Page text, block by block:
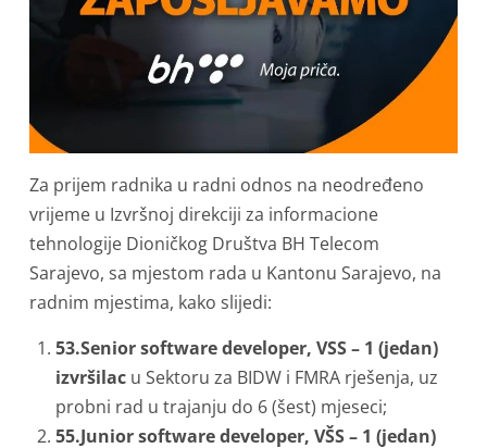
Za prijem radnika u radni odnos na neodređeno
vrijeme u Izvršnoj direkciji za informacione
tehnologije Dioničkog Društva BH Telecom
Sarajevo, sa mjestom rada u Kantonu Sarajevo, na
radnim mjestima, kako slijedi:
53.Senior software developer, VSS – 1 (jedan)
izvršilac u Sektoru za BIDW i FMRA rješenja, uz
probni rad u trajanju do 6 (šest) mjeseci;
55.Junior software developer, VŠS – 1 (jedan)